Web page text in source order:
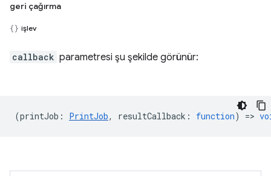
geri çağırma
işlev
callback parametresi şu şekilde görünür:
(printJob : PrintJob, resultCallback : function) =>